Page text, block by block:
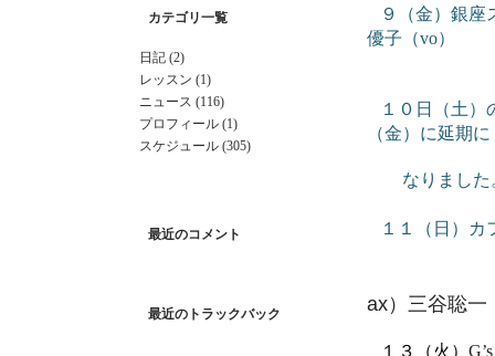
カテゴリ一覧
日記 (2)
レッスン (1)
ニュース (116)
プロフィール (1)
スケジュール (305)
最近のコメント
最近のトラックバック
９（金）銀
優子（vo）
１０日（土
（金）に延期に
なりました
１１（日）
ax）三谷聡一
１３（火）